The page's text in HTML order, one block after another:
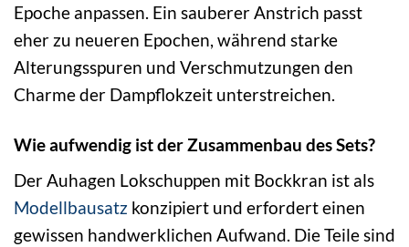
Epoche anpassen. Ein sauberer Anstrich passt
eher zu neueren Epochen, während starke
Alterungsspuren und Verschmutzungen den
Charme der Dampflokzeit unterstreichen.
Wie aufwendig ist der Zusammenbau des Sets?
Der Auhagen Lokschuppen mit Bockkran ist als
Modellbausatz konzipiert und erfordert einen
gewissen handwerklichen Aufwand. Die Teile sind